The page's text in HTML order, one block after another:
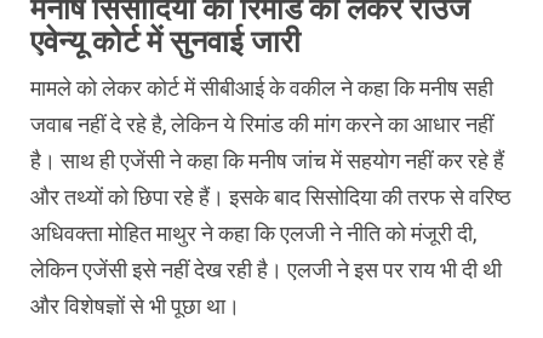
मनीष सिसोदिया की रिमांड को लेकर राउज
एवेन्यू कोर्ट में सुनवाई जारी
मामले को लेकर कोर्ट में सीबीआई के वकील ने कहा कि मनीष सही
जवाब नहीं दे रहे है, लेकिन ये रिमांड की मांग करने का आधार नहीं
है। साथ ही एजेंसी ने कहा कि मनीष जांच में सहयोग नहीं कर रहे हैं
और तथ्यों को छिपा रहे हैं। इसके बाद सिसोदिया की तरफ से वरिष्ठ
अधिवक्ता मोहित माथुर ने कहा कि एलजी ने नीति को मंजूरी दी,
लेकिन एजेंसी इसे नहीं देख रही है। एलजी ने इस पर राय भी दी थी
और विशेषज्ञों से भी पूछा था।